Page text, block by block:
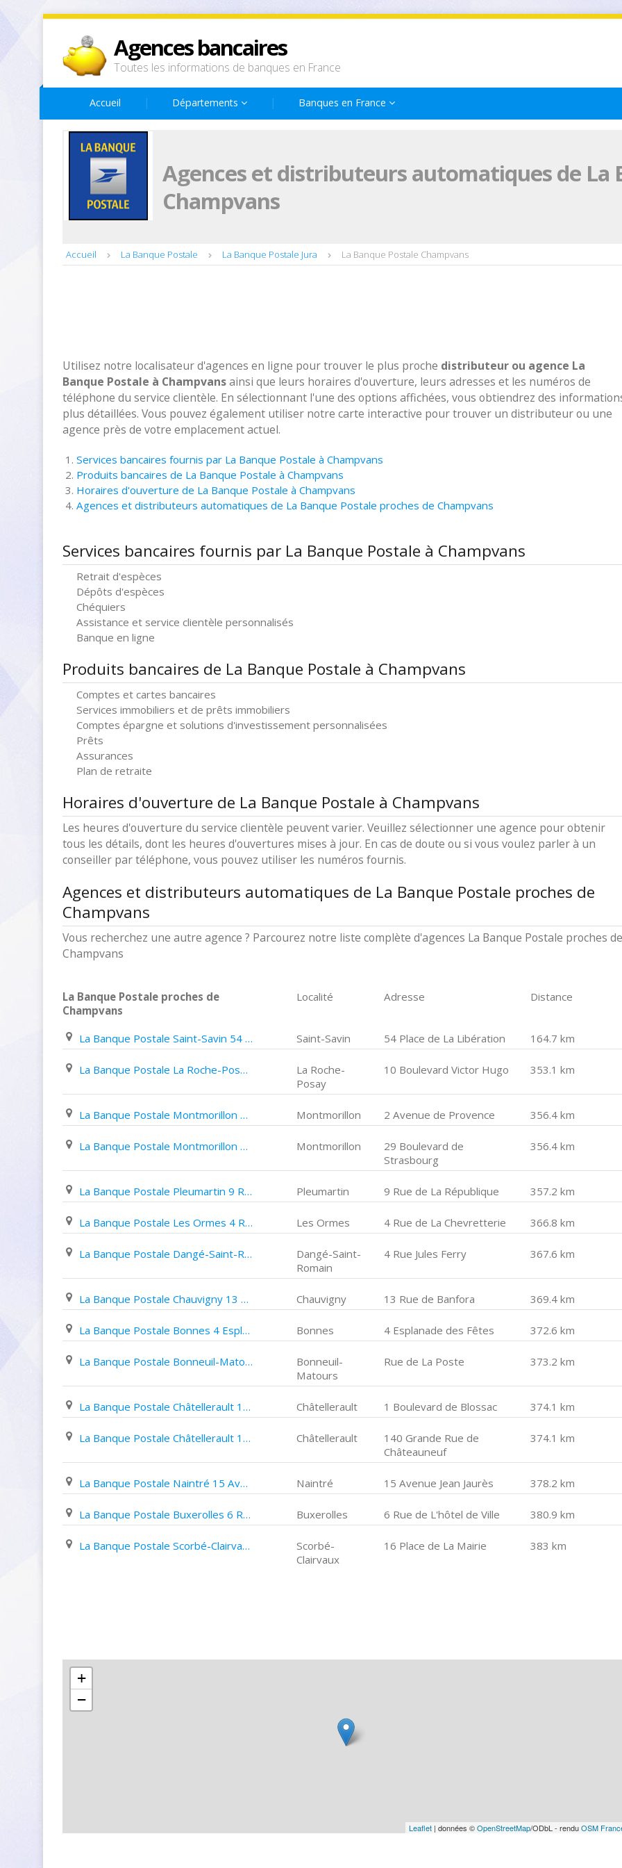
Agences bancaires
Toutes les informations de banques en France
Accueil Départements Banques en France
Agences et distributeurs automatiques de La
Champvans
Accueil La Banque Postale La Banque Postale Jura La Banque Postale Champvans
Utilisez notre localisateur d'agences en ligne pour trouver le plus proche distributeur ou agence La
Banque Postale à Champvansainsi que leurs horaires d'ouverture, leurs adresses et les numéros de
téléphone du service clientèle. En sélectionnant l'une des options affichées, vous obtiendrez des
plus détaillées. Vous pouvez également utiliser notre carte interactive pour trouver un distributeur ou une
agence près de votre emplacement actuel.
Services bancaires fournis par La Banque Postale à Champvans
Produits bancaires de La Banque Postale à Champvans
Horaires d'ouverture de La Banque Postale à Champvans
Agences et distributeurs automatiques de La Banque Postale proches de Champvans
Services bancaires fournis par La Banque Postale à Champvans
Retrait d'espèces
Dépôts d'espèces
Chéquiers
Assistance et service clientèle personnalisés
Banque en ligne
Produits bancaires de La Banque Postale à Champvans
Comptes et cartes bancaires
Services immobiliers et de prêts immobiliers
Comptes épargne et solutions d'investissement personnalisées
Prêts
Assurances
Plan de retraite
Horaires d'ouverture de La Banque Postale à Champvans
Les heures d'ouverture du service clientèle peuvent varier. Veuillez sélectionner une agence pour obtenir
tous les détails, dont les heures d'ouvertures mises à jour. En cas de doute ou si vous voulez parler à un
conseiller par téléphone, vous pouvez utiliser les numéros fournis.
Agences et distributeurs automatiques de La Banque Postale proches de
Champvans
Vous recherchez une autre agence ? Parcourez notre liste complète d'agences La Banque Postale proches de
Champvans
La Banque Postale proches de
Champvans
Localité Adresse Distance
La Banque Postale Saint-Savin 54 Place de La Libération Saint-Savin 54 Place de La Libération 164.7 km
La Banque Postale La Roche-Posay 10 Boulevard Victor Hugo
La Roche-
Posay
10 Boulevard Victor Hugo 353.1 km
La Banque Postale Montmorillon 2 Avenue de Provence Montmorillon 2 Avenue de Provence 356.4 km
La Banque Postale Montmorillon 29 Boulevard de Strasbourg Montmorillon
29 Boulevard de
Strasbourg
356.4 km
La Banque Postale Pleumartin 9 Rue de La République Pleumartin 9 Rue de La République 357.2 km
La Banque Postale Les Ormes 4 Rue de La Chevretterie Les Ormes 4 Rue de La Chevretterie 366.8 km
La Banque Postale Dangé-Saint-Romain 4 Rue Jules Ferry
Dangé-Saint-
Romain
4 Rue Jules Ferry 367.6 km
La Banque Postale Chauvigny 13 Rue de Banfora Chauvigny 13 Rue de Banfora 369.4 km
La Banque Postale Bonnes 4 Esplanade des Fêtes Bonnes 4 Esplanade des Fêtes 372.6 km
La Banque Postale Bonneuil-Matours Rue de La Poste
Bonneuil-
Matours
Rue de La Poste 373.2 km
La Banque Postale Châtellerault 1 Boulevard de Blossac Châtellerault 1 Boulevard de Blossac 374.1 km
La Banque Postale Châtellerault 140 Grande Rue de Châteauneuf Châtellerault
140 Grande Rue de
Châteauneuf
374.1 km
La Banque Postale Naintré 15 Avenue Jean Jaurès Naintré 15 Avenue Jean Jaurès 378.2 km
La Banque Postale Buxerolles 6 Rue de L'hôtel de Ville Buxerolles 6 Rue de L'hôtel de Ville 380.9 km
La Banque Postale Scorbé-Clairvaux 16 Place de La Mairie
Scorbé-
Clairvaux
16 Place de La Mairie 383 km
+
−
Leaflet| données ©OpenStreetMap/ODbL - renduOSM